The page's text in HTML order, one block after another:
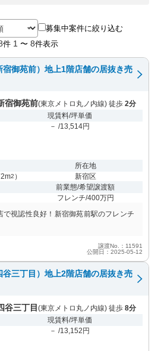
募集中案件に絞り込む
件 1 〜 8件表示
宿御苑前）地上1階店舗の居抜き売
宿御苑前(東京メトロ丸ノ内線) 徒歩 2分
現賃料/坪単価
－ /13,514円
2 ）
所在地
新宿区
前業態/希望譲渡額
フレンチ/400万円
で視認性良好！新宿御苑前駅のフレンチ
譲渡No.：11591
公開日：2025-05-12
谷三丁目）地上2階店舗の居抜き売
谷三丁目 (東京メトロ丸ノ内線) 徒歩 8分
現賃料/坪単価
－ /13,152円